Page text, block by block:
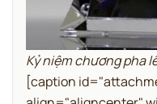
Kỷ niệm chương pha
[caption